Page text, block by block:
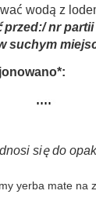
wodą z
przed:/ nr
suchym
się do
yerba mate na